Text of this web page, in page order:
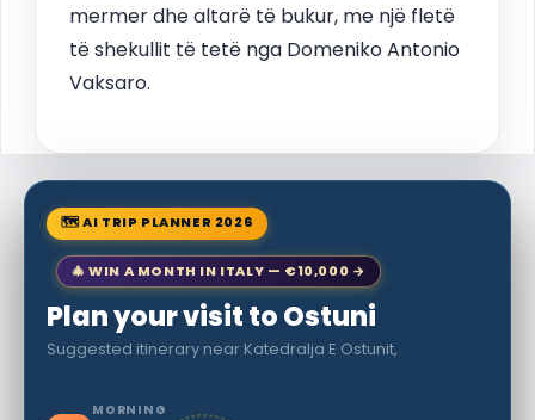
mermer dhe altarë të bukur, me një fletë
të shekullit të tetë nga Domeniko Antonio
Vaksaro.
🗺 AI TRIP PLANNER 2026
🎄 WIN A MONTH IN ITALY — €10,000 →
Plan your visit to Ostuni
Suggested itinerary near Katedralja E Ostunit,
MORNING